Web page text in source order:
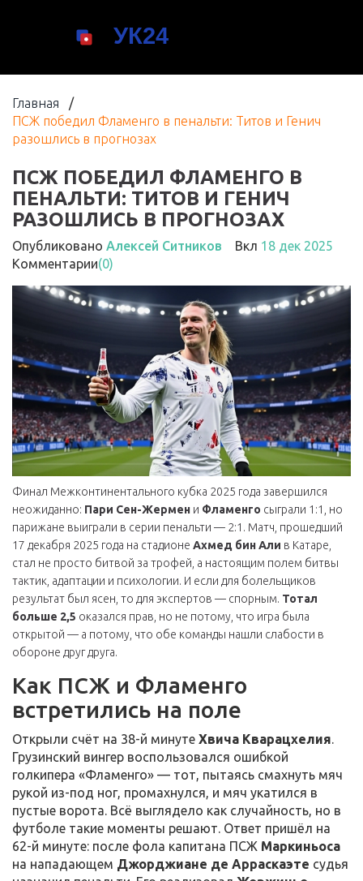
Главная /
ПСЖ победил Фламенго в пенальти: Титов и Генич
разошлись в прогнозах
ПСЖ ПОБЕДИЛ ФЛАМЕНГО В
ПЕНАЛЬТИ: ТИТОВ И ГЕНИЧ
РАЗОШЛИСЬ В ПРОГНОЗАХ
Опубликовано Алексей Ситников Вкл 18 дек 2025
Комментарии(0)
Финал Межконтинентального кубка 2025 года завершился
неожиданно: Пари Сен-Жермен и Фламенго сыграли 1:1, но
парижане выиграли в серии пенальти — 2:1. Матч, прошедший
17 декабря 2025 года на стадионе Ахмед бин Али в Катаре,
стал не просто битвой за трофей, а настоящим полем битвы
тактик, адаптации и психологии. И если для болельщиков
результат был ясен, то для экспертов — спорным. Тотал
больше 2,5 оказался прав, но не потому, что игра была
открытой — а потому, что обе команды нашли слабости в
обороне друг друга.
Как ПСЖ и Фламенго
встретились на поле
Открыли счёт на 38-й минуте Хвича Кварацхелия.
Грузинский вингер воспользовался ошибкой
голкипера «Фламенго» — тот, пытаясь смахнуть мяч
рукой из-под ног, промахнулся, и мяч укатился в
пустые ворота. Всё выглядело как случайность, но в
футболе такие моменты решают. Ответ пришёл на
62-й минуте: после фола капитана ПСЖ Маркиньоса
на нападающем Джорджиане де Арраскаэте судья